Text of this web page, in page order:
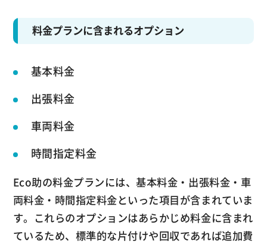
料金プランに含まれるオプション
基本料金
出張料金
車両料金
時間指定料金
Eco助の料金プランには、基本料金・出張料金・車
両料金・時間指定料金といった項目が含まれていま
す。これらのオプションはあらかじめ料金に含まれ
ているため、標準的な片付けや回収であれば追加費